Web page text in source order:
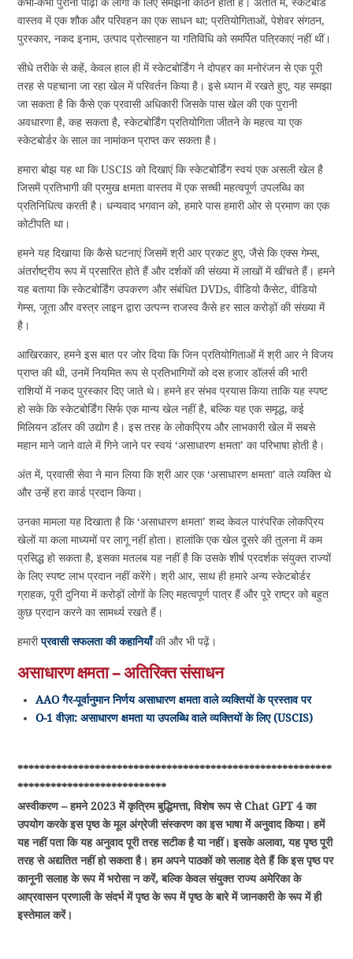
वास्तव में एक शौक और परिवहन का एक साधन था; प्रतियोगिताओं, पेशेवर संगठन,
पुरस्कार, नकद इनाम, उत्पाद प्रोत्साहन या गतिविधि को समर्पित पत्रिकाएं नहीं थीं।
सीधे तरीके से कहें, केवल हाल ही में स्केटबोर्डिंग ने दोपहर का मनोरंजन से एक पूरी
तरह से पहचाना जा रहा खेल में परिवर्तन किया है। इसे ध्यान में रखते हुए, यह समझा
जा सकता है कि कैसे एक प्रवासी अधिकारी जिसके पास खेल की एक पुरानी
अवधारणा है, कह सकता है, स्केटबोर्डिंग प्रतियोगिता जीतने के महत्व या एक
स्केटबोर्डर के साल का नामांकन प्राप्त कर सकता है।
हमारा बोझ यह था कि USCIS को दिखाएं कि स्केटबोर्डिंग स्वयं एक असली खेल है
जिसमें प्रतिभागी की प्रमुख क्षमता वास्तव में एक सच्ची महत्वपूर्ण उपलब्धि का
प्रतिनिधित्व करती है। धन्यवाद भगवान को, हमारे पास हमारी ओर से प्रमाण का एक
कोटीपति था।
हमने यह दिखाया कि कैसे घटनाएं जिसमें श्री आर प्रकट हुए, जैसे कि एक्स गेम्स,
अंतर्राष्ट्रीय रूप में प्रसारित होते हैं और दर्शकों की संख्या में लाखों में खींचते हैं। हमने
यह बताया कि स्केटबोर्डिंग उपकरण और संबंधित DVDs, वीडियो कैसेट, वीडियो
गेम्स, जूता और वस्त्र लाइन द्वारा उत्पन्न राजस्व कैसे हर साल करोड़ों की संख्या में
है।
आखिरकार, हमने इस बात पर जोर दिया कि जिन प्रतियोगिताओं में श्री आर ने विजय
प्राप्त की थी, उनमें नियमित रूप से प्रतिभागियों को दस हजार डॉलर्स की भारी
राशियों में नकद पुरस्कार दिए जाते थे। हमने हर संभव प्रयास किया ताकि यह स्पष्ट
हो सके कि स्केटबोर्डिंग सिर्फ एक मान्य खेल नहीं है, बल्कि यह एक समृद्ध, कई
मिलियन डॉलर की उद्योग है। इस तरह के लोकप्रिय और लाभकारी खेल में सबसे
महान माने जाने वाले में गिने जाने पर स्वयं ‘असाधारण क्षमता’ का परिभाषा होती है।
अंत में, प्रवासी सेवा ने मान लिया कि श्री आर एक ‘असाधारण क्षमता’ वाले व्यक्ति थे
और उन्हें हरा कार्ड प्रदान किया।
उनका मामला यह दिखाता है कि ‘असाधारण क्षमता’ शब्द केवल पारंपरिक लोकप्रिय
खेलों या कला माध्यमों पर लागू नहीं होता। हालांकि एक खेल दूसरे की तुलना में कम
प्रसिद्ध हो सकता है, इसका मतलब यह नहीं है कि उसके शीर्ष प्रदर्शक संयुक्त राज्यों
के लिए स्पष्ट लाभ प्रदान नहीं करेंगे। श्री आर, साथ ही हमारे अन्य स्केटबोर्डर
ग्राहक, पूरी दुनिया में करोड़ों लोगों के लिए महत्वपूर्ण पात्र हैं और पूरे राष्ट्र को बहुत
कुछ प्रदान करने का सामर्थ्य रखते हैं।
हमारीप्रवासी सफलता की कहानियाँकी और भी पढ़ें।
असाधारण क्षमता – अतिरिक्त संसाधन
AAO गैर-पूर्वानुमान निर्णय असाधारण क्षमता वाले व्यक्तियों के प्रस्ताव पर
O-1 वीज़ा: असाधारण क्षमता या उपलब्धि वाले व्यक्तियों के लिए (USCIS)
*********************************************************
***************************
अस्वीकरण – हमने 2023 में कृत्रिम बुद्धिमत्ता, विशेष रूप से Chat GPT 4 का
उपयोग करके इस पृष्ठ के मूल अंग्रेजी संस्करण का इस भाषा में अनुवाद किया। हमें
यह नहीं पता कि यह अनुवाद पूरी तरह सटीक है या नहीं। इसके अलावा, यह पृष्ठ पूरी
तरह से अद्यतित नहीं हो सकता है। हम अपने पाठकों को सलाह देते हैं कि इस पृष्ठ पर
कानूनी सलाह के रूप में भरोसा न करें, बल्कि केवल संयुक्त राज्य अमेरिका के
आप्रवासन प्रणाली के संदर्भ में पृष्ठ के रूप में पृष्ठ के बारे में जानकारी के रूप में ही
इस्तेमाल करें।